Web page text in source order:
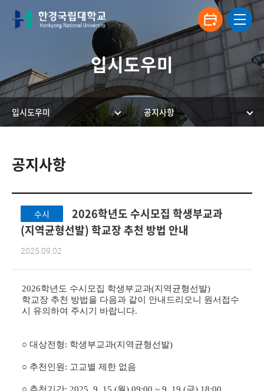
한경국립대학교 입학안내
입시도우미
입시도우미 공지사항
공지사항
수시
2026학년도 수시모집 학생부교과
(지역균형선발) 학교장 추천 방법 안내
2025.09.02
2026학년도 수시모집 학생부교과(지역균형선발)
학교장 추천 방법을 다음과 같이 안내드리오니 원서접수
시 유의하여 주시기 바랍니다.
○ 대상전형: 학생부교과(지역균형선발)
○ 추천인원: 고교별 제한 없음